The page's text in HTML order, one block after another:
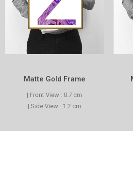
Matte Gold Frame
| Front View : 0.7 cm
| Side View : 1.2 cm